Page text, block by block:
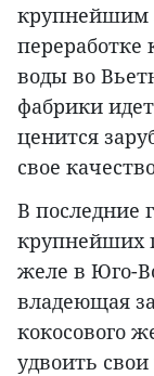
крупнейшим
переработке
воды во
фабрики
ценится
свое
В последние
крупнейших
желе в Юго-
владеющая
кокосового
удвоить